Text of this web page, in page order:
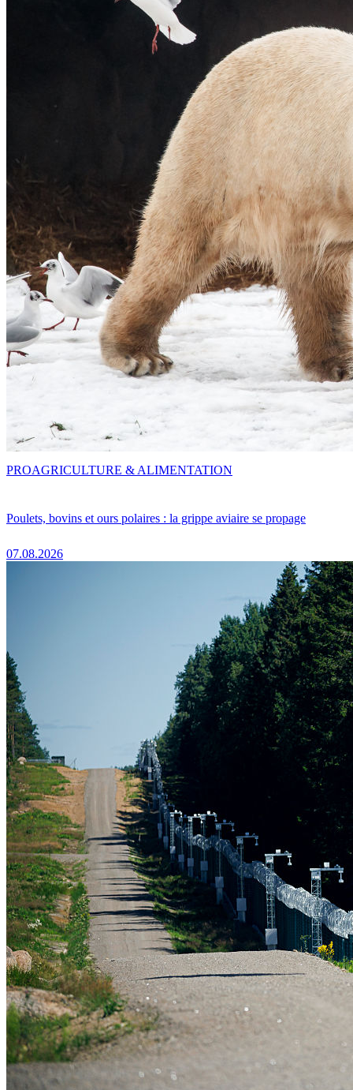
Poulets, bovins et ours polaires : la grippe aviaire se propage
07.08.2026
PROAGRICULTURE & ALIMENTATION